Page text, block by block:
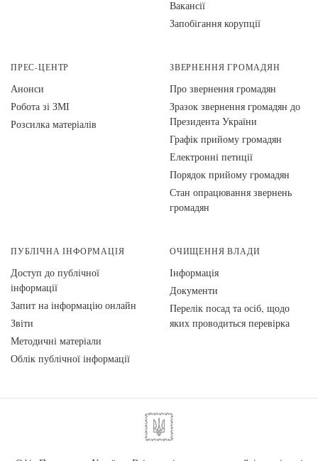
Вакансії
Запобігання корупції
ПРЕС-ЦЕНТР
Анонси
Робота зі ЗМІ
Розсилка матеріалів
ЗВЕРНЕННЯ ГРОМАДЯН
Про звернення громадян
Зразок звернення громадян до
Президента України
Графік прийому громадян
Електронні петиції
Порядок прийому громадян
Стан опрацювання звернень
громадян
ПУБЛІЧНА ІНФОРМАЦІЯ
Доступ до публічної
інформації
Запит на інформацію онлайн
Звіти
Методичні матеріали
Облік публічної інформації
ОЧИЩЕННЯ ВЛАДИ
Інформація
Документи
Перелік посад та осіб, щодо
яких проводиться перевірка